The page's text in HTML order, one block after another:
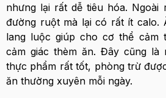
nhưng lại rất dễ tiêu hóa.
đường ruột mà lại có rất ít calo.
lang luộc giúp cho cơ thể cảm
cảm giác thèm ăn. Đây cũng là
thực phẩm rất tốt, phòng trừ
ăn thường xuyên mỗi ngày.